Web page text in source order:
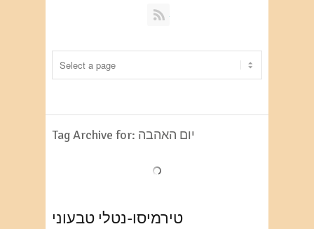
Tag Archive for: יום האהבה
טירמיסו-נטלי טבעוני